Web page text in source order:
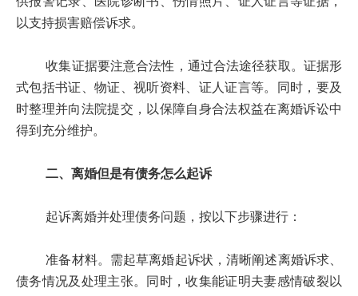
以支持损害赔偿诉求。
收集证据要注意合法性，通过合法途径获取。证据形
式包括书证、物证、视听资料、证人证言等。同时，要及
时整理并向法院提交，以保障自身合法权益在离婚诉讼中
得到充分维护。
二、离婚但是有债务怎么起诉
起诉离婚并处理债务问题，按以下步骤进行：
准备材料。需起草离婚起诉状，清晰阐述离婚诉求、
债务情况及处理主张。同时，收集能证明夫妻感情破裂以